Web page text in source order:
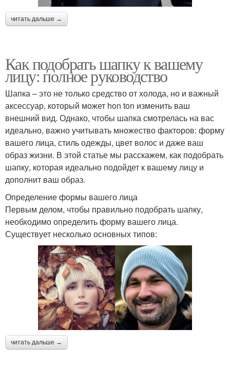
читать дальше →
Как подобрать шапку к вашему
лицу: полное руководство
Шапка – это не только средство от холода, но и важный
аксессуар, который может hon ton изменить ваш
внешний вид. Однако, чтобы шапка смотрелась на вас
идеально, важно учитывать множество факторов: форму
вашего лица, стиль одежды, цвет волос и даже ваш
образ жизни. В этой статье мы расскажем, как подобрать
шапку, которая идеально подойдет к вашему лицу и
дополнит ваш образ.
Определение формы вашего лица
Первым делом, чтобы правильно подобрать шапку,
необходимо определить форму вашего лица.
Существует несколько основных типов:
читать дальше →